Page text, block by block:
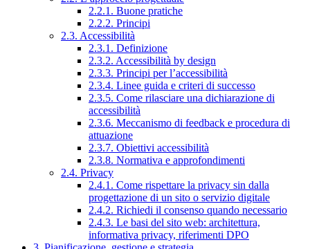
2.2.1. Buone pratiche
2.2.2. Principi
2.3. Accessibilità
2.3.1. Definizione
2.3.2. Accessibilità by design
2.3.3. Principi per l’accessibilità
2.3.4. Linee guida e criteri di successo
2.3.5. Come rilasciare una dichiarazione di
accessibilità
2.3.6. Meccanismo di feedback e procedura di
attuazione
2.3.7. Obiettivi accessibilità
2.3.8. Normativa e approfondimenti
2.4. Privacy
2.4.1. Come rispettare la privacy sin dalla
progettazione di un sito o servizio digitale
2.4.2. Richiedi il consenso quando necessario
2.4.3. Le basi del sito web: architettura,
informativa privacy, riferimenti DPO